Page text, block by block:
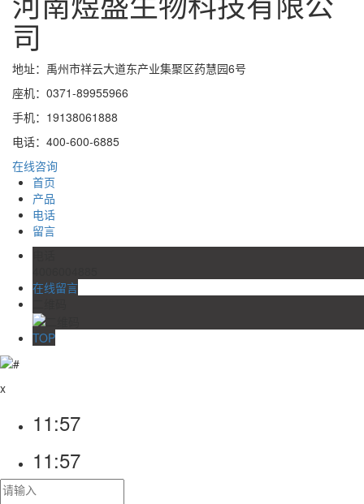
司
地址：禹州市祥云大道东产业集聚区药慧园6号
座机：0371-89955966
手机：19138061888
电话：400-600-6885
在线咨询
首页
产品
电话
留言
在线留言
TOP
x
11:57
11:57